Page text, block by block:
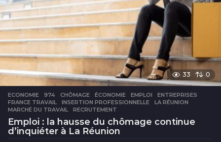
33 0
ECONOMIE 974 ,CHÔMAGE ,ÉCONOMIE ,EMPLOI ,ENTREPRISES
FRANCE TRAVAIL
,INSERTION PROFESSIONNELLE ,LA RÉUNION
MARCHÉ DU TRAVAIL
,RECRUTEMENT
Emploi : la hausse du chômage continue
d’inquiéter à La Réunion